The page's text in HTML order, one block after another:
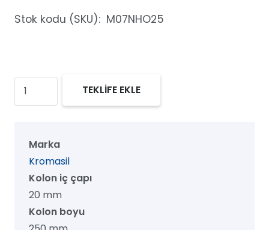
Stok kodu (SKU): M07NHO25
Kromasil
100
HPLC
Kolon,
TEKLİFE EKLE
Marka
Kromasil
Kolon iç çapı
20 mm
Kolon boyu